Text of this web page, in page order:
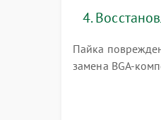
4.
Пайка
замена BGA-
Ремонт